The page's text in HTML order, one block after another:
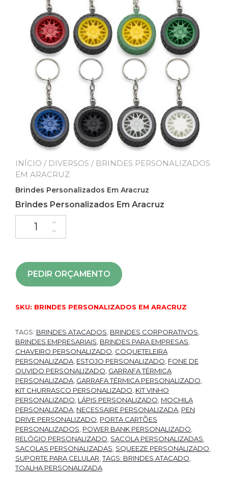
INÍCIO / DIVERSOS / BRINDES PERSONALIZADOS
EM ARACRUZ
Brindes Personalizados Em Aracruz
Brindes Personalizados Em Aracruz
PEDIR ORÇAMENTO
SKU: BRINDES PERSONALIZADOS EM ARACRUZ
TAGS: BRINDES ATACADOS BRINDES CORPORATIVOS
BRINDES EMPRESARIAIS BRINDES PARA EMPRESAS
CHAVEIRO PERSONALIZADO COQUETELEIRA
PERSONALIZADA ESTOJO PERSONALIZADO FONE DE
OUVIDO PERSONALIZADO GARRAFA TÉRMICA
PERSONALIZADA GARRAFA TÉRMICA PERSONALIZADO
KIT CHURRASCO PERSONALIZADO KIT VINHO
PERSONALIZADO LÁPIS PERSONALIZADO MOCHILA
PERSONALIZADA NECESSAIRE PERSONALIZADA PEN
DRIVE PERSONALIZADO PORTA CARTÕES
PERSONALIZADOS POWER BANK PERSONALIZADO
RELÓGIO PERSONALIZADO SACOLA PERSONALIZADAS
SACOLAS PERSONALIZADAS SQUEEZE PERSONALIZADO
SUPORTE PARA CELULAR ,TAGS: BRINDES ATACADO
TOALHA PERSONALIZADA